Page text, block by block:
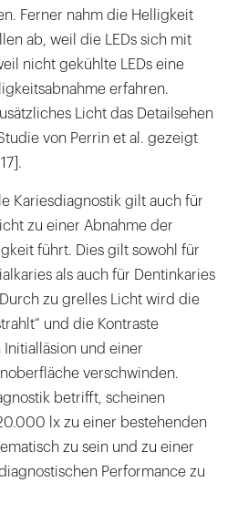
Ferner nahm die Helligkeit
ab, weil die LEDs sich mit
nicht gekühlte LEDs eine
erfahren.
Licht das Detailsehen
von Perrin et al. gezeigt
Kariesdiagnostik gilt auch für
zu einer Abnahme der
führt. Dies gilt sowohl für
als auch für Dentinkaries
Durch zu grelles Licht wird die
und die Kontraste
und einer
verschwinden.
betrifft, scheinen
lx zu einer bestehenden
zu sein und zu einer
Performance zu